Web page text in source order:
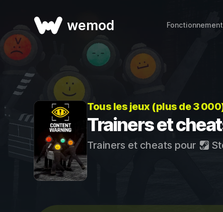
wemod Fonctionnement
Tous les jeux (plus de 3
Trainers et
Trainers et cheats pour